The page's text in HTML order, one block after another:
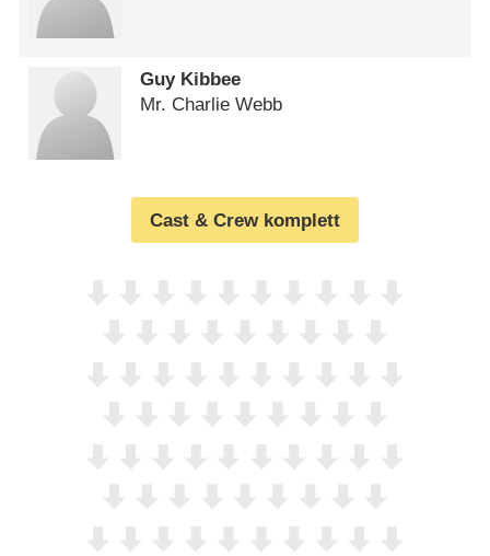
Guy Kibbee
Mr. Charlie Webb
Cast & Crew komplett